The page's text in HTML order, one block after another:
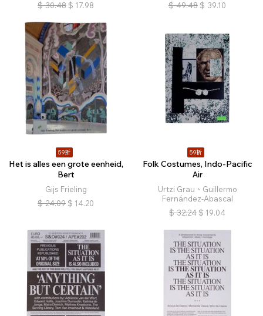
$ 30.48 $ 17.98
$ 49.48 $ 39.10
59折
Het is alles een grote eenheid,
Bert
Gijs Frieling
$ 24.09 $ 14.20
59折
Folk Costumes, Indo-Pacific
Air
Urtzi Grau、Guillermo
Fernández-Abascal
$ 32.24 $ 19.04